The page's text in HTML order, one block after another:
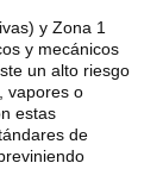
y Zona 1
y mecánicos
un alto riesgo
vapores o
estas
de